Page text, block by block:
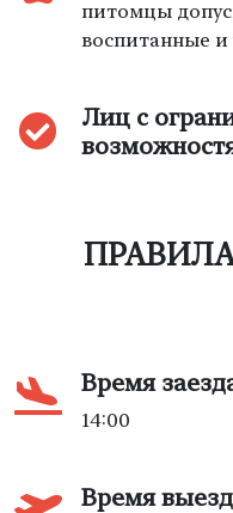
питомцы
воспитанные
Лиц с
Время
14:00
Время